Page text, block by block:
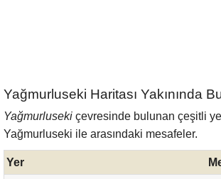
Yağmurluseki Haritası Yakınında
Yağmurluseki çevresinde bulunan çeşitli
Yağmurluseki ile arasındaki mesafeler.
Yer